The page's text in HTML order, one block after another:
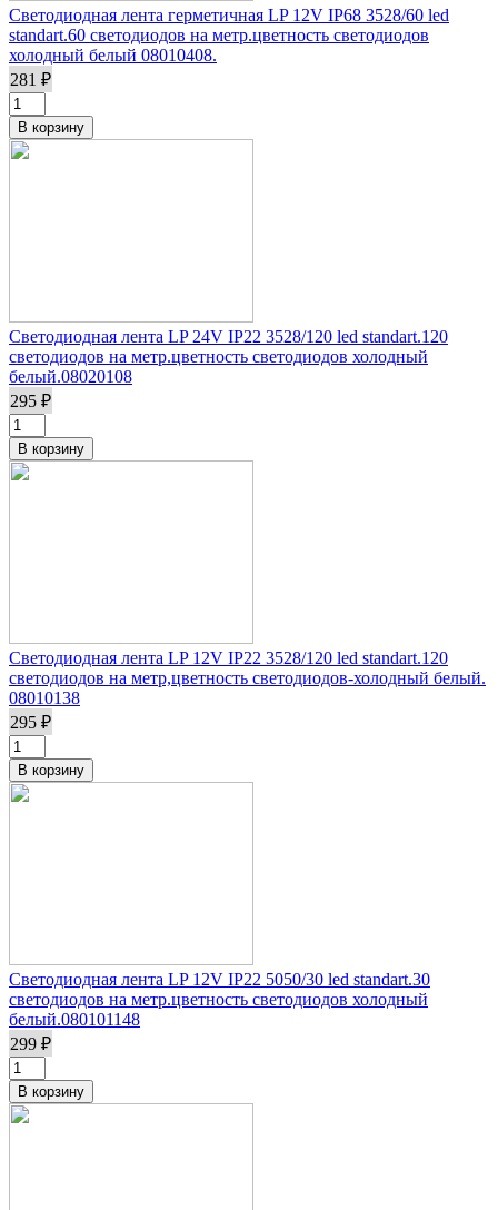
Светодиодная лента герметичная LP 12V IP68 3528/60 led
standart.60 светодиодов на метр.цветность светодиодов
холодный белый 08010408.
281 ₽
Светодиодная лента LP 24V IP22 3528/120 led standart.120
светодиодов на метр.цветность светодиодов холодный
белый.08020108
295 ₽
Светодиодная лента LP 12V IP22 3528/120 led standart.120
светодиодов на метр,цветность светодиодов-холодный белый.
08010138
295 ₽
Светодиодная лента LP 12V IP22 5050/30 led standart.30
светодиодов на метр.цветность светодиодов холодный
белый.080101148
299 ₽